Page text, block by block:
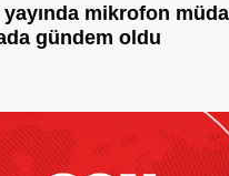
mikrofon
gündem oldu